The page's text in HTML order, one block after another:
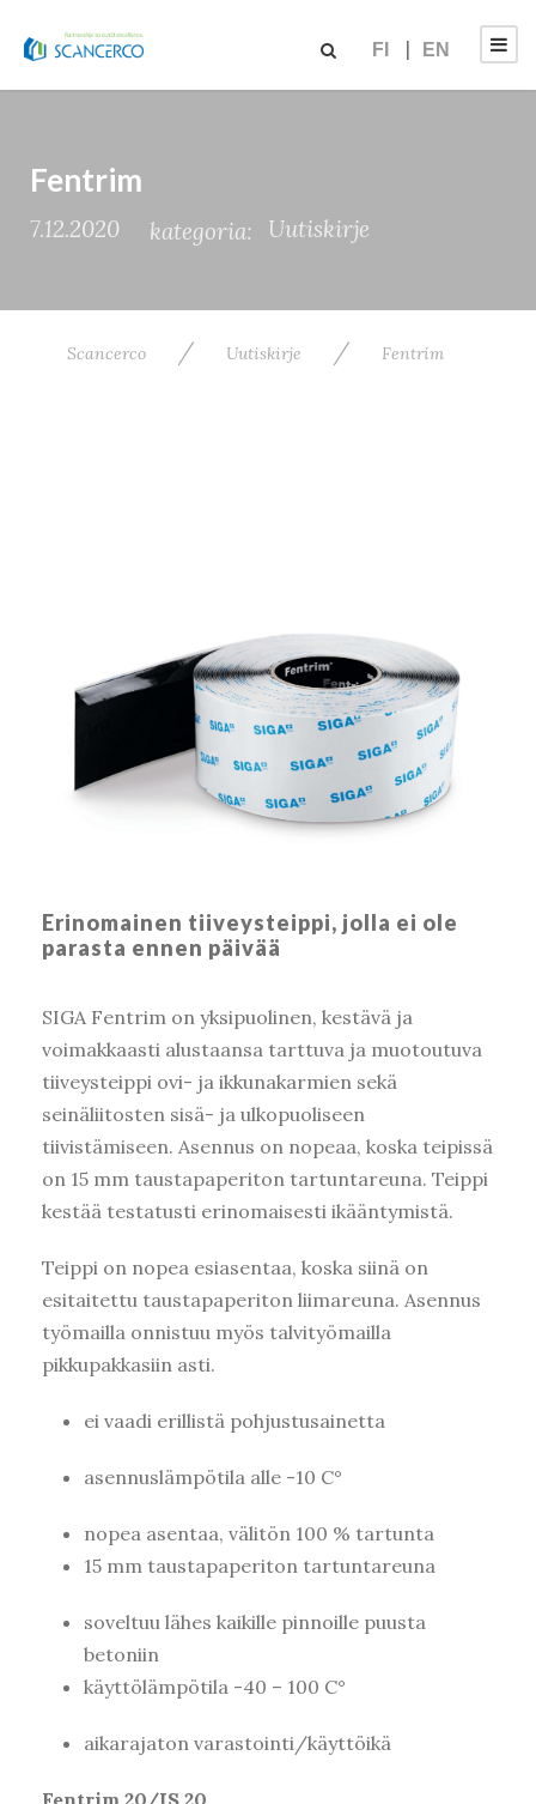
FI EN
Fentrim
7.12.2020 kategoria: Uutiskirje
Scancerco / Uutiskirje / Fentrim
Erinomainen tiiveysteippi, jolla ei ole
parasta ennen päivää
SIGA Fentrim on yksipuolinen, kestävä ja
voimakkaasti alustaansa tarttuva ja muotoutuva
tiiveysteippi ovi- ja ikkunakarmien sekä
seinäliitosten sisä- ja ulkopuoliseen
tiivistämiseen. Asennus on nopeaa, koska teipissä
on 15 mm taustapaperiton tartuntareuna. Teippi
kestää testatusti erinomaisesti ikääntymistä.
Teippi on nopea esiasentaa, koska siinä on
esitaitettu taustapaperiton liimareuna. Asennus
työmailla onnistuu myös talvityömailla
pikkupakkasiin asti.
ei vaadi erillistä pohjustusainetta
asennuslämpötila alle -10 C°
nopea asentaa, välitön 100 % tartunta
15 mm taustapaperiton tartuntareuna
soveltuu lähes kaikille pinnoille puusta
betoniin
käyttölämpötila -40 – 100 C°
aikarajaton varastointi/käyttöikä
Kirjaudu